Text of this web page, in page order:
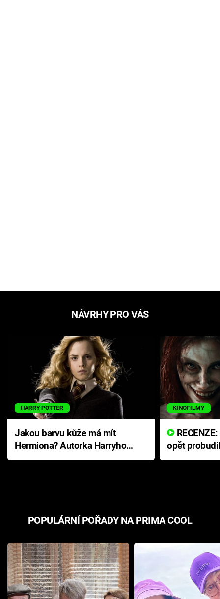
NÁVRHY PRO VÁS
HARRY POTTER
Jakou barvu kůže má mít
Hermiona? Autorka Harryho
Pottera přišla s ráznou
KINOFILMY
opět
přichází s
POPULÁRNÍ POŘADY NA PRIMA COOL